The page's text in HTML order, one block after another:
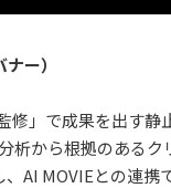
ー）
」で成果を出す静
析から根拠のあるク
AI MOVIEとの連携